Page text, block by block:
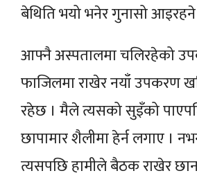
बेथिति भयो भनेर गुनासो आइरहने
आफ्नै अस्पतालमा चलिरहेको
फाजिलमा राखेर नयाँ उपकरण
रहेछ । मैले त्यसको सुइँको
छापामार शैलीमा हेर्न लगाए ।
त्यसपछि हामीले बैठक राखेर